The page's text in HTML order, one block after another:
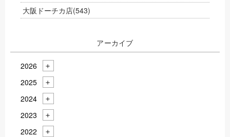
大阪ドーチカ店(543)
アーカイブ
2026
2025
2024
2023
2022